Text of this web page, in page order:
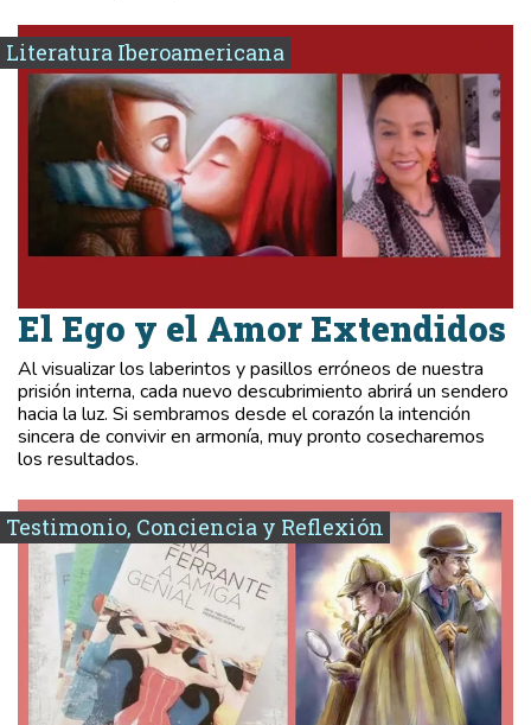
Literatura Iberoamericana
El Ego y el Amor Extendidos
Al visualizar los laberintos y pasillos erróneos de nuestra
prisión interna, cada nuevo descubrimiento abrirá un sendero
hacia la luz. Si sembramos desde el corazón la intención
sincera de convivir en armonía, muy pronto cosecharemos
los resultados.
Testimonio, Conciencia y Reflexión